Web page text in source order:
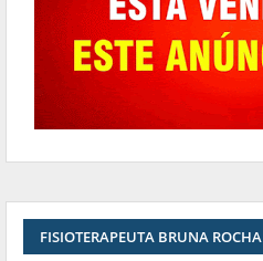
FISIOTERAPEUTA BRUNA ROCHA